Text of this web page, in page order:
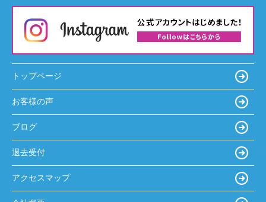
トップページ
お客様の声
ブログ
退去受付
アクセスマップ